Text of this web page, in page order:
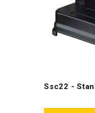
Ssc22 -